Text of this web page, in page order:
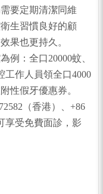
要定期清潔同維
生習慣良好的顧
果也更持久。
例：全口20000蚊、
工作人員領全口4000
性假牙優惠券。
（香港）、+86
享受免費面診，影